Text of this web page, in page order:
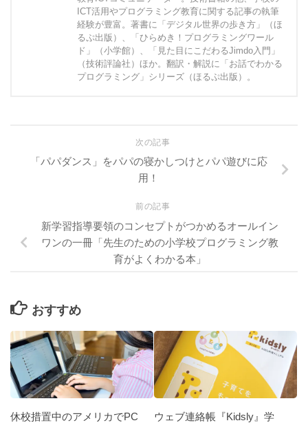
ICT活用やプログラミング教育に関する記事の執筆
経験が豊富。著書に「デジタル世界の歩き方」（ほ
るぷ出版）、「ひらめき！プログラミングワール
ド」（小学館）、「見た目にこだわるJimdo入門」
（技術評論社）ほか。翻訳・解説に「お話でわかる
プログラミング」シリーズ（ほるぷ出版）。
次の記事
「パパダンス」をパパの寝かしつけとパパ遊びに応
用！
前の記事
新学習指導要領のコンセプトがつかめるオールイン
ワンの一冊「先生のための小学校プログラミング教
育がよくわかる本」
おすすめ
休校措置中のアメリカでPC
ウェブ連絡帳『Kidsly』学